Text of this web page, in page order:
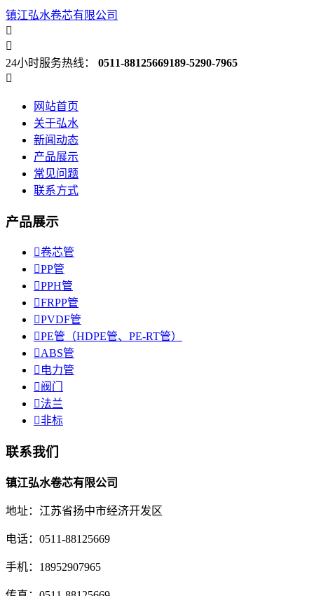
镇江弘水卷芯有限公司


24小时服务热线：
0511-88125669189-5290-7965

网站首页
关于弘水
新闻动态
产品展示
常见问题
联系方式
产品展示
卷芯管
PP管
PPH管
FRPP管
PVDF管
PE管（HDPE管、PE-RT管）
ABS管
 电力管
阀门
法兰
非标
联系我们
镇江弘水卷芯有限公司
地址：江苏省扬中市经济开发区
电话：0511-88125669
手机：18952907965